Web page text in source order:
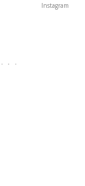
Instagram